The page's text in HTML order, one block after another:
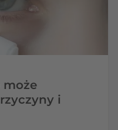
może
i